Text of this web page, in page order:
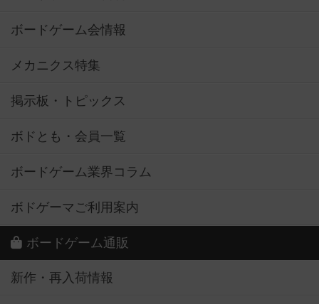
ボードゲーム会情報
メカニクス特集
掲示板・トピックス
ボドとも・会員一覧
ボードゲーム業界コラム
ボドゲーマご利用案内
ボードゲーム通販
新作・再入荷情報